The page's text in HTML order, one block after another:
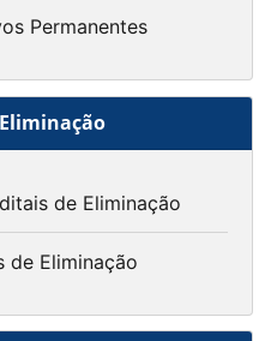
Permanentes
de Eliminação
de Eliminação